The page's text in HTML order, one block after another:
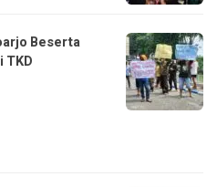
Beserta
TKD